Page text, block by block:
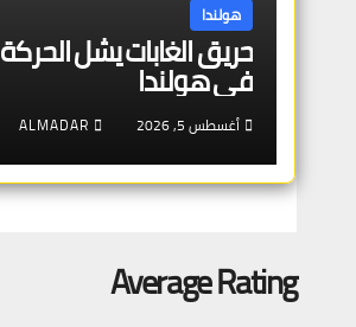
هولندا
حريق الغابات يشل الحركة
في هولندا
أغسطس 5, 2026 ALMADAR
Average Rating